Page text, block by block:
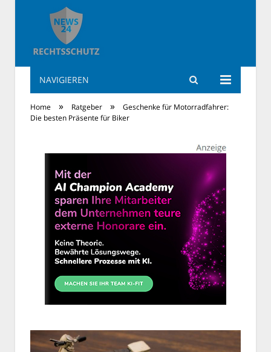
Rechtsschutz News
NAVIGIEREN
Home » Ratgeber »
Geschenke für Motorradfahrer:
Die besten Präsente für Biker